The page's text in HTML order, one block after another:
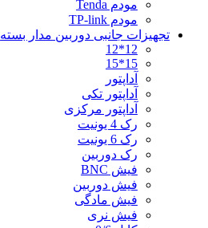
مودم Tenda
مودم TP-link
تجهیزات جانبی دوربین مدار بسته
12*12
15*15
آداپتور
آداپتور تکی
آداپتور مرکزی
رک 4 یونیت
رک 6 یونیت
رک دوربین
فیش BNC
فیش دوربین
فیش مادگی
فیش نری